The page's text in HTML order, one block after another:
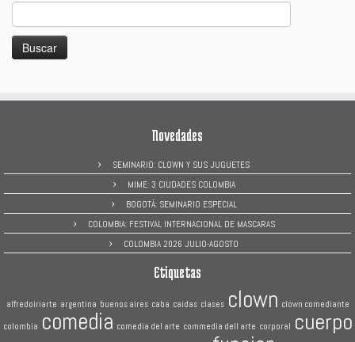
Novedades
SEMINARIO: CLOWN Y SUS JUGUETES
MIME: 3 CIUDADES COLOMBIA
BOGOTÁ: SEMINARIO ESPECIAL
COLOMBIA: FESTIVAL INTERNACIONAL DE MASCARAS
COLOMBIA 2026 JULIO-AGOSTO
Etiquetas
alfredoiriarte argentina buenos aires caba caidas clases clown clown comediante
colombia comedia comedia del arte commedia dell arte corporal cuerpo